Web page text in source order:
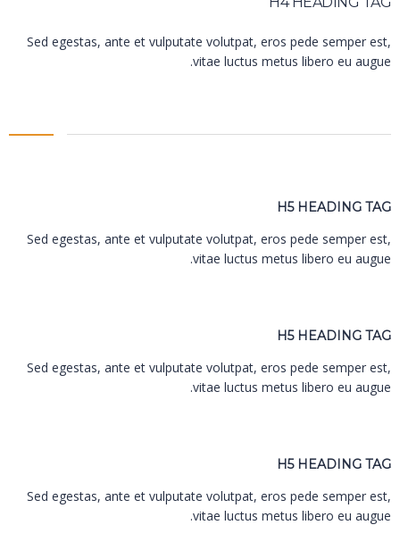
Sed egestas, ante et vulputate volutpat, eros pede semper est,
vitae luctus metus libero eu augue.
H5 HEADING TAG
Sed egestas, ante et vulputate volutpat, eros pede semper est,
vitae luctus metus libero eu augue.
H5 HEADING TAG
Sed egestas, ante et vulputate volutpat, eros pede semper est,
vitae luctus metus libero eu augue.
H5 HEADING TAG
Sed egestas, ante et vulputate volutpat, eros pede semper est,
vitae luctus metus libero eu augue.